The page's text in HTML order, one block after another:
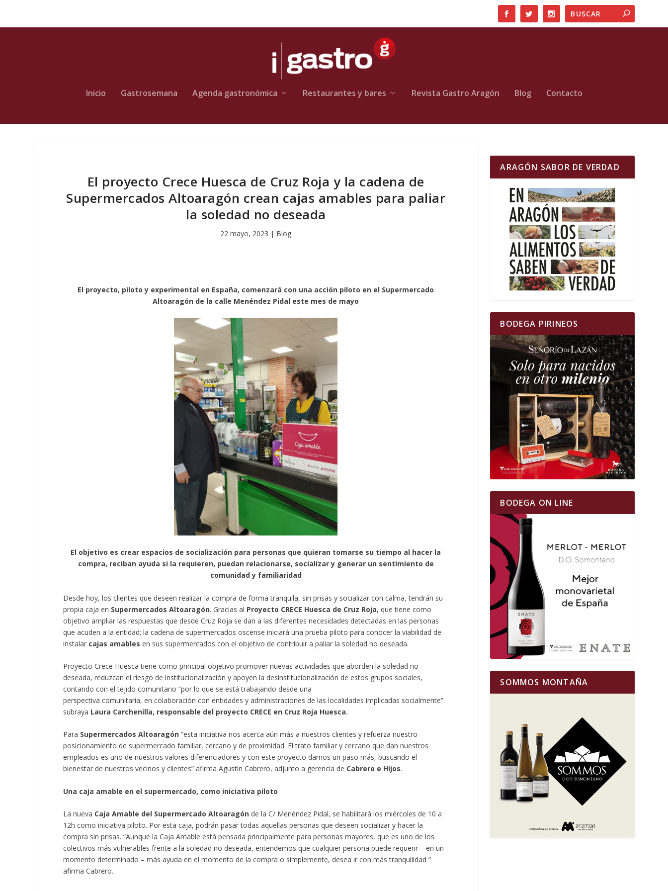
Inicio Gastrosemana Agenda gastronómica Restaurantes y bares Revista Gastro Aragón Blog Contacto
El proyecto Crece Huesca de Cruz Roja y la cadena de
Supermercados Altoaragón crean cajas amables para paliar
la soledad no deseada
22 mayo, 2023 | Blog
El proyecto, piloto y experimental en España, comenzará con una acción piloto en el Supermercado
Altoaragón de la calle Menéndez Pidal este mes de mayo
El objetivo es crear espacios de socialización para personas que quieran tomarse su tiempo al hacer la
compra, reciban ayuda si la requieren, puedan relacionarse, socializar y generar un sentimiento de
comunidad y familiaridad
Desde hoy, los clientes que deseen realizar la compra de forma tranquila, sin prisas y socializar con calma, tendrán su
propia caja en Supermercados Altoaragón. Gracias al Proyecto CRECE Huesca de Cruz Roja, que tiene como
objetivo ampliar las respuestas que desde Cruz Roja se dan a las diferentes necesidades detectadas en las personas
que acuden a la entidad; la cadena de supermercados oscense iniciará una prueba piloto para conocer la viabilidad de
instalar cajas amables en sus supermercados con el objetivo de contribuir a paliar la soledad no deseada.
Proyecto Crece Huesca tiene como principal objetivo promover nuevas actividades que aborden la soledad no
deseada, reduzcan el riesgo de institucionalización y apoyen la desinstitucionalización de estos grupos sociales,
contando con el tejido comunitario “por lo que se está trabajando desde una
perspectiva comunitaria, en colaboración con entidades y administraciones de las localidades implicadas socialmente”
subraya Laura Carchenilla, responsable del proyecto CRECE en Cruz Roja Huesca.
Para Supermercados Altoaragón “esta iniciativa nos acerca aún más a nuestros clientes y refuerza nuestro
posicionamiento de supermercado familiar, cercano y de proximidad. El trato familiar y cercano que dan nuestros
empleados es uno de nuestros valores diferenciadores y con este proyecto damos un paso más, buscando el
bienestar de nuestros vecinos y clientes” afirma Agustín Cabrero, adjunto a gerencia de Cabrero e Hijos.
Una caja amable en el supermercado, como iniciativa piloto
La nueva Caja Amable del Supermercado Altoaragón de la C/ Menéndez Pidal, se habilitará los miércoles de 10 a
12h como iniciativa piloto. Por esta caja, podrán pasar todas aquellas personas que deseen socializar y hacer la
compra sin prisas. “Aunque la Caja Amable está pensada principalmente para personas mayores, que es uno de los
colectivos más vulnerables frente a la soledad no deseada, entendemos que cualquier persona puede requerir – en un
momento determinado – más ayuda en el momento de la compra o simplemente, desea ir con más tranquilidad ”
afirma Cabrero.
ARAGÓN SABOR DE VERDAD
BODEGA PIRINEOS
BODEGA ON LINE
SOMMOS MONTAÑA